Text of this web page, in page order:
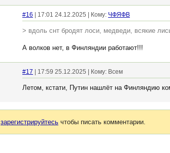
#16 | 17:01 24.12.2025 | Кому: ЧФЯФВ
> вдоль снт бродят лоси, медведи, всякие
А волков нет, в Финляндии работают!!!
#17 | 17:59 25.12.2025 | Кому: Всем
Летом, кстати, Путин нашлёт на Финляндию
зарегистрируйтесь чтобы писать комментарии.